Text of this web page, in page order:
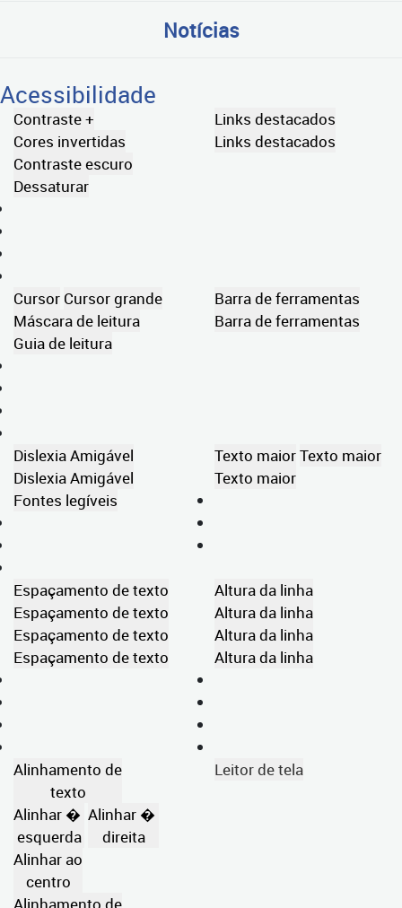
Notícias
Acessibilidade
Contraste +
Cores invertidas
Contraste escuro
Dessaturar
Links destacados
Links destacados
Cursor Cursor grande
Máscara de leitura
Guia de leitura
Barra de ferramentas
Barra de ferramentas
Dislexia Amigável
Dislexia Amigável
Fontes legíveis
Texto maiorTexto maior
Texto maior
Espaçamento de texto
Espaçamento de texto
Espaçamento de texto
Espaçamento de texto
Altura da linha
Altura da linha
Altura da linha
Altura da linha
Alinhamento de
texto
Alinhar �
esquerda
Alinhar �
direita
Alinhar ao
centro
Leitor de tela